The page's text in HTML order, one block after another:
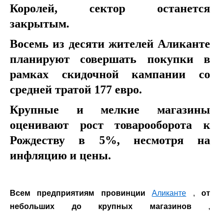
Королей, сектор останется
закрытым.
Восемь из десяти жителей Аликанте
планируют совершать покупки в
рамках скидочной кампании со
средней тратой 177 евро.
Крупные и мелкие магазины
оценивают рост товарооборота к
Рождеству в 5%, несмотря на
инфляцию и цены.
Всем предприятиям провинцииАликанте ,от
небольших до крупных магазинов,